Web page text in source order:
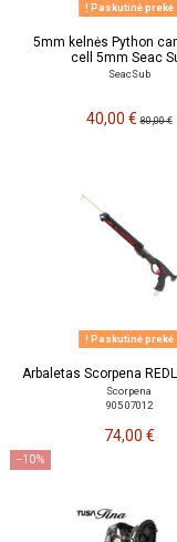
Paskutinė prekė
5mm kelnės Python
cell 5mm Seac
SeacSub
40,00 €80,00 €
Paskutinė prekė
Arbaletas Scorpena
Scorpena
905 07012
74,00 €
−10%